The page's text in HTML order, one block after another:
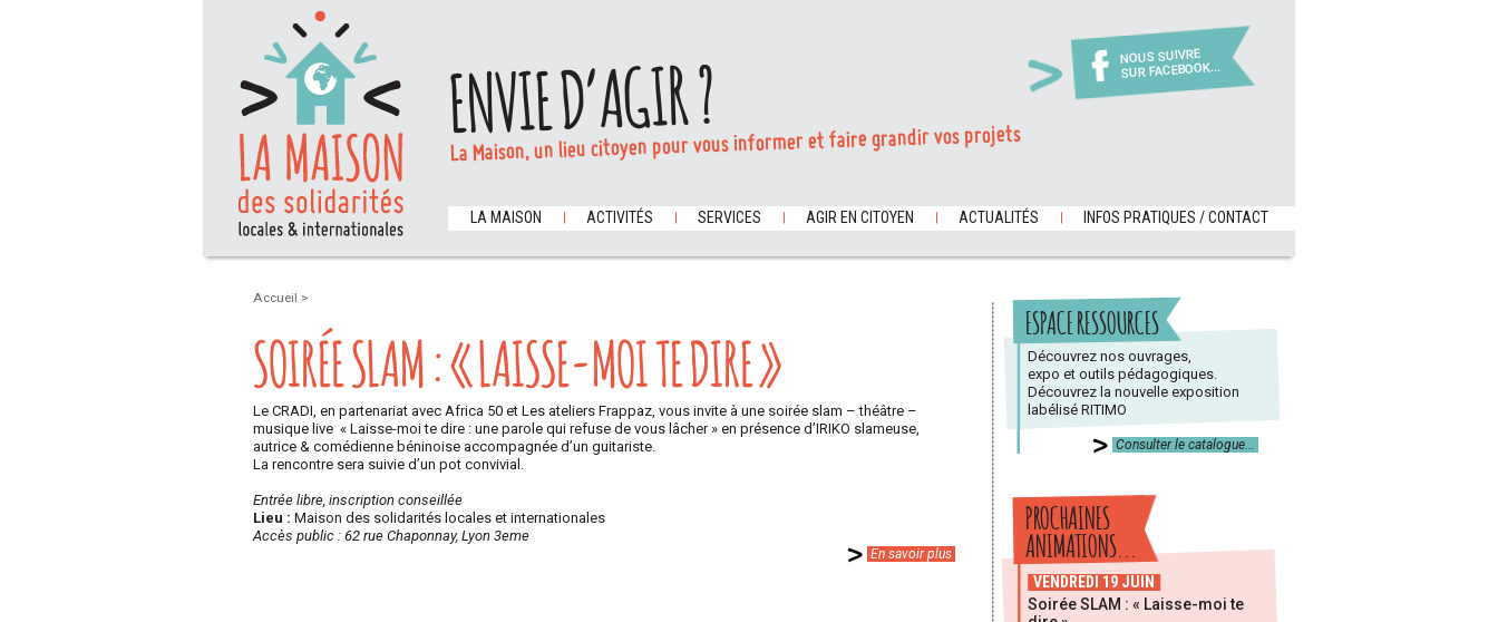
NOUS SUIVRE
SUR FACEBOOK...
ENVIE D’AGIR ?
La Maison, un lieu citoyen pour vous informer et faire grandir vos projets
LA MAISON ACTIVITÉS SERVICES AGIR EN CITOYEN ACTUALITÉS INFOS PRATIQUES / CONTACT
Accueil >
SOIRÉE SLAM : « LAISSE-MOI TE DIRE »
Le CRADI, en partenariat avec Africa 50 et Les ateliers Frappaz, vous invite à une soirée slam – théâtre –
musique live « Laisse-moi te dire : une parole qui refuse de vous lâcher » en présence d’IRIKO slameuse,
autrice & comédienne béninoise accompagnée d’un guitariste.
La rencontre sera suivie d’un pot convivial.
Entrée libre, inscription conseillée
Lieu : Maison des solidarités locales et internationales
Accès public : 62 rue Chaponnay, Lyon 3eme
En savoir plus
ESPACE RESSOURCES
Découvrez nos ouvrages,
expo et outils pédagogiques.
Découvrez la nouvelle exposition
labélisé RITIMO
Consulter le catalogue...
PROCHAINES
ANIMATIONS...
VENDREDI 19 JUIN
Soirée SLAM : « Laisse-moi te